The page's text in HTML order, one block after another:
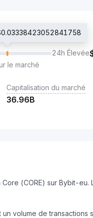
24h Élevée
le marché
Capitalisation du marché
36.96B
(CORE) sur Bybit-
volume de transactions